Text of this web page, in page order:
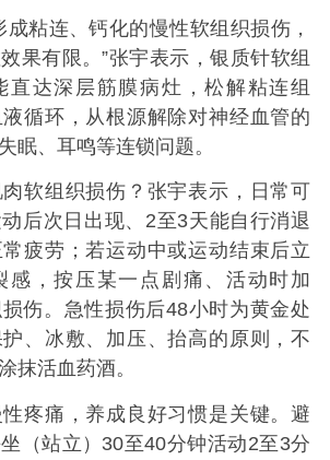
粘连、钙化的慢性软组织损伤，
果有限。”张宇表示，银质针软组
直达深层筋膜病灶，松解粘连组
循环，从根源解除对神经血管的
眠、耳鸣等连锁问题。
组织损伤？张宇表示，日常可
后次日出现、2至3天能自行消退
疲劳；若运动中或运动结束后立
感，按压某一点剧痛、活动时加
伤。急性损伤后48小时为黄金处
、冰敷、加压、抬高的原则，不
抹活血药酒。
痛，养成良好习惯是关键。避
（站立）30至40分钟活动2至3分